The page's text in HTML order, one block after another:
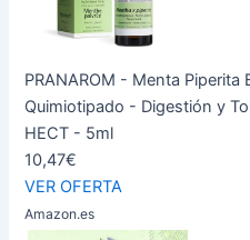
PRANAROM - Menta Piperita
Quimiotipado - Digestión y
HECT - 5ml
10,47€
VER OFERTA
Amazon.es